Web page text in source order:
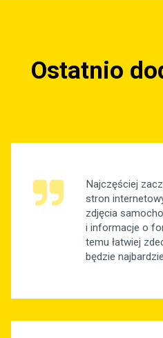
Ostatnio
Najczęściej
stron
zdjęcia
i informacje o
temu łatwiej
będzie